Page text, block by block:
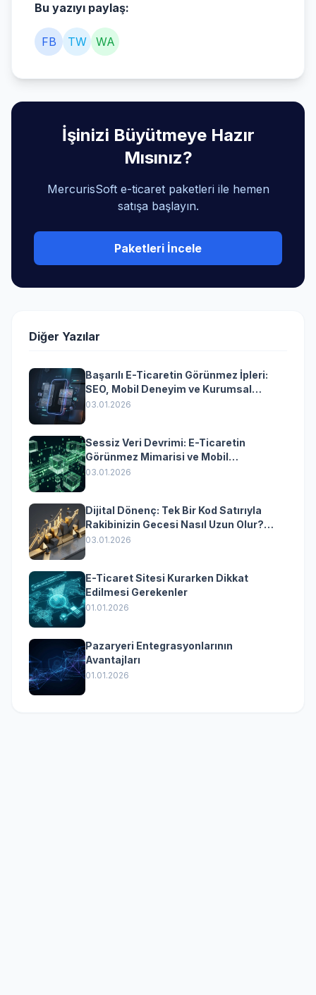
Bu yazıyı paylaş:
FB TW WA
İşinizi Büyütmeye Hazır
Mısınız?
MercurisSoft e-ticaret paketleri ile hemen
satışa başlayın.
Paketleri İncele
Diğer Yazılar
Başarılı E-Ticaretin Görünmez İpleri:
SEO, Mobil Deneyim ve Kurumsal
Yazılımın Kazandıran Senkronizasyonu
03.01.2026
Sessiz Veri Devrimi: E-Ticaretin
Görünmez Mimarisi ve Mobil
Dönüşümün Kurumsal Anahtarı
03.01.2026
Dijital Dönenç: Tek Bir Kod Satırıyla
Rakibinizin Gecesi Nasıl Uzun Olur?
(Kurumsal Yazılımın Güçlü Rolü)
03.01.2026
E-Ticaret Sitesi Kurarken Dikkat
Edilmesi Gerekenler
01.01.2026
Pazaryeri Entegrasyonlarının
Avantajları
01.01.2026